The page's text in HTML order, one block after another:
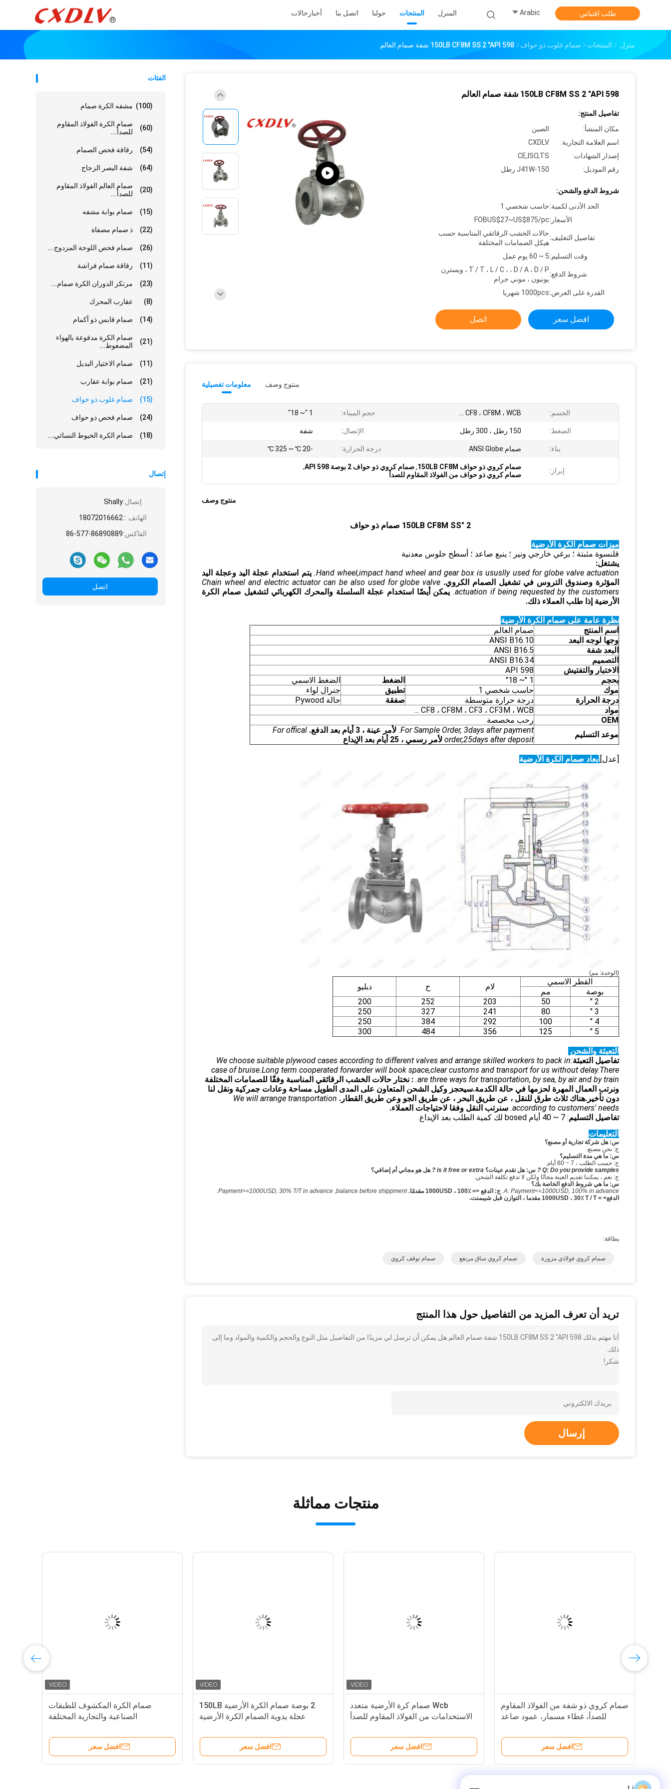
المنزل المنتجات حولنا اتصل بنا أخبار حالات Arabic طلب اقتباس
منزل المنتجات صمام غلوب ذو حواف 150LB CF8M SS 2 "API 598 شفة صمام العالم
الفئات
مشفه الكرة صمام (100)
صمام الكرة الفولاذ المقاوم
للصدأ...
(60)
رقاقة فحص الصمام (54)
شفة البصر الزجاج (64)
صمام العالم الفولاذ المقاوم
للصدأ...
(20)
صمام بوابة مشفه (15)
ذ صمام مصفاة (22)
صمام فحص اللوحة المزدوج... (26)
رقاقة صمام فراشة (11)
مرتكز الدوران الكرة صمام... (23)
عقارب المحرك (8)
صمام قابس ذو أكمام (14)
صمام الكرة مدفوعة بالهواء
المضغوط...
(21)
صمام الاختيار البديل (11)
صمام بوابة عقارب (21)
صمام غلوب ذو حواف (15)
صمام فحص ذو حواف (24)
صمام الكرة الخيوط النسائي... (18)
إتصال
إتصال:Shally
الهاتف ::18072016662
الفاكس:86-577-86890889
اتصل
150LB CF8M SS 2 "API 598 شفة صمام العالم
تفاصيل المنتج:
مكان المنشأ:
الصين
اسم العلامة التجارية:
CXDLV
إصدار الشهادات:
CE,ISO,TS
رقم الموديل:
J41W-150 رطل
شروط الدفع والشحن:
الحد الأدنى لكمية:حاسب شخصي 1
الأسعار:FOBUS$27~US$875/pc
تفاصيل التغليف:
حالات الخشب الرقائقي المناسبة حسب
هيكل الصمامات المختلفة
وقت التسليم:5 ~ 60 يوم عمل
شروط الدفع:
T / T ، L / C ، ، D / A ، D / P ، ويسترن
يونيون ، موني جرام
القدرة على العرض:1000pcs شهريا
افضل سعر اتصل
معلومات تفصيلية منتوج وصف
الجسم: CF8 ، CF8M ، WCB ... حجم الميناء: 1 "~ 18"
الضغط: 150 رطل ، 300 رطل الإتصال: شفة
بناء: صمام ANSI Globe درجة الحرارة: -20 ℃ ~ 325 ℃
إبراز: صمام كروي ذو حواف 150LB CF8M ,صمام كروي ذو حواف 2 بوصة API 598
,
صمام كروي ذو حواف من الفولاذ المقاوم للصدأ
منتوج وصف
2 "150LB CF8M SS صمام ذو حواف
ميزات صمام الكرة الأرضية
قلنسوة مثبتة ؛ برغي خارجي ونير ؛ ينبع صاعد ؛ أسطح جلوس معدنية
يشتغل:
Hand wheel,impact hand wheel and gear box is ususlly used for globe valve actuation. يتم استخدام عجلة اليد وعجلة اليد
المؤثرة وصندوق التروس في تشغيل الصمام الكروي. Chain wheel and electric actuator can be also used for globe valve
actuation if being requested by the customers. يمكن أيضًا استخدام عجلة السلسلة والمحرك الكهربائي لتشغيل صمام الكرة
الأرضية إذا طلب العملاء ذلك.
نظرة عامة على صمام الكرة الأرضية
اسم المنتج
صمام العالم
وجها لوجه البعد
ANSI B16.10
البعد شفة
ANSI B16.5
التصميم
ANSI B16.34
الاختبار والتفتيش
API 598
بحجم
1 "~ 18" الضغط
الضغط الاسمي
موك
حاسب شخصي 1 تطبيق
جنرال لواء
درجة الحرارة
درجة حرارة متوسطة صفقة
حالة Pywood
مواد
CF8 ، CF8M ، CF3 ، CF3M ، WCB ...
OEM
رحب مخصصة
موعد التسليم
For Sample Order, 3days after payment. لأمر عينة ، 3 أيام بعد الدفع.
For offical
order,25days after deposit لأمر رسمي ، 25 أيام بعد الإيداع
[عدل] أبعاد صمام الكرة الأرضية
(الوحدة: مم)
القطر الاسمي
لام ح دبليو
بوصة
مم
2 "
50
203
252
200
3 "
80
241
327
250
4 "
100
292
384
250
5 "
125
356
484
300
التعبئة والشحن
تفاصيل التعبئة :We choose suitable plywood cases according to different valves and arrange skilled workers to pack in
case of bruise.Long term cooperated forwarder will book space,clear customs and transport for us without delay.There
are three ways for transportation, by sea, by air and by train. : نختار حالات الخشب الرقائقي المناسبة وفقًا للصمامات المختلفة
ونرتب العمال المهرة لحزمها في حالة الكدمة.سيحجز وكيل الشحن المتعاون على المدى الطويل مساحة وعادات جمركية ونقل لنا
دون تأخير.هناك ثلاث طرق للنقل ، عن طريق البحر ، عن طريق الجو وعن طريق القطار. We will arrange transportation
according to customers' needs. سنرتب النقل وفقا لاحتياجات العملاء.
تفاصيل التسليم: 7 ~ 40 أيام bosed لك كمية الطلب بعد الإيداع.
التعليمات
س: هل شركة تجارية أو مصنع؟
ج: نحن مصنع.
س: ما هي مدة التسليم؟
ج: حسب الطلب ، 7 ~ 60 أيام.
Q: Do you provide samples ?
س: هل تقدم عينات؟ is it free or extra ?
هل هو مجاني أم إضافي؟
ج: نعم ، يمكننا تقديم العينة مجانًا ولكن لا تدفع تكلفة الشحن.
س: ما هي شروط الدفع الخاصة بك؟
A: Payment<=1000USD, 100% in advance. ج: الدفع <= 1000USD ، 100٪ مقدمًا.
Payment>=1000USD, 30% T/T in advance ,balance before shippment.
الدفع> = 1000USD ، 30٪ T / T مقدما ، التوازن قبل شيبمنت.
بطاقة:
صمام كروي فولاذي مزورة صمام كروي ساق مرتفع صمام توقف كروي
تريد أن تعرف المزيد من التفاصيل حول هذا المنتج
أنا مهتم بذلك 150LB CF8M SS 2 "API 598 شفة صمام العالم هل يمكن أن ترسل لي مزيدًا من التفاصيل مثل النوع والحجم والكمية والمواد وما إلى
ذلك.
شكر!
إرسال
منتجات مماثلة
صمام كروي ذو شفة من الفولاذ المقاوم
للصدأ، غطاء مسمار، عمود صاعد
افضل سعر
Wcb صمام كرة الأرضية متعدد
الاستخدامات من الفولاذ المقاوم للصدأ
افضل سعر
2 بوصة صمام الكرة الأرضية 150LB
عجلة يدوية الصمام الكرة الأرضية
افضل سعر
صمام الكرة المكشوف للطبقات
الصناعية والتجارية المختلفة
افضل سعر